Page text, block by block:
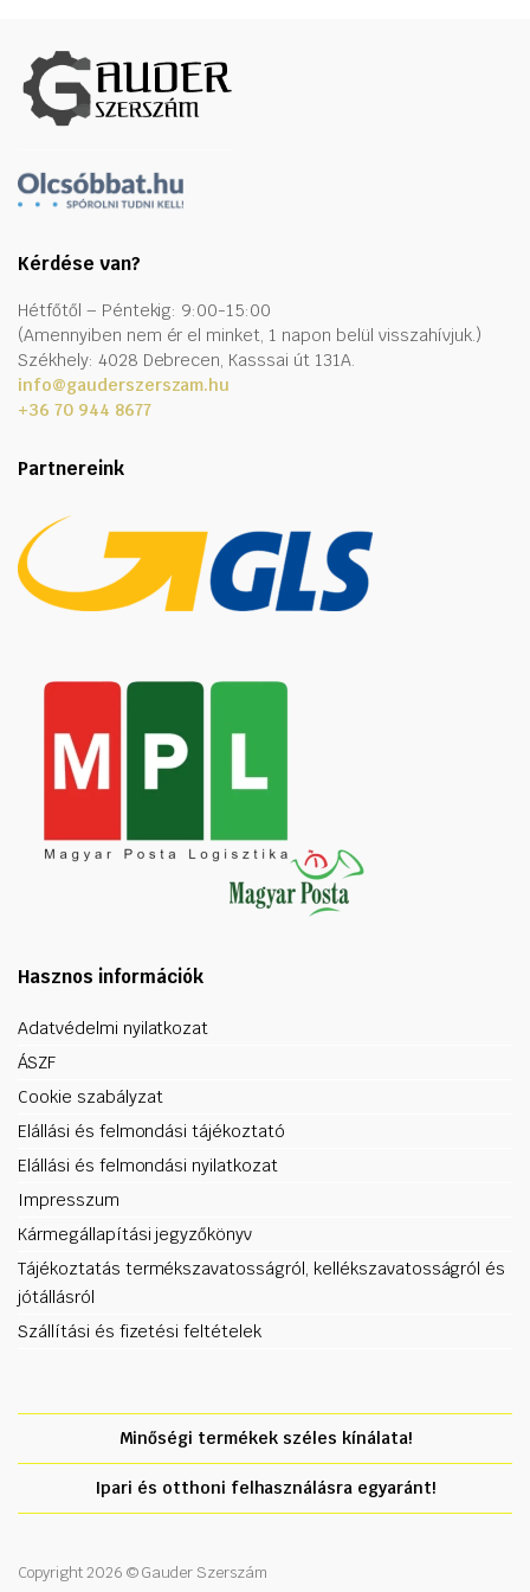
Kérdése van?
Hétfőtől – Péntekig: 9:00-15:00
(Amennyiben nem ér el minket, 1 napon belül visszahívjuk.)
Székhely: 4028 Debrecen, Kasssai út 131A.
info@gauderszerszam.hu
+36 70 944 8677
Partnereink
Hasznos információk
Adatvédelmi nyilatkozat
ÁSZF
Cookie szabályzat
Elállási és felmondási tájékoztató
Elállási és felmondási nyilatkozat
Impresszum
Kármegállapítási jegyzőkönyv
Tájékoztatás termékszavatosságról, kellékszavatosságról és
jótállásról
Szállítási és fizetési feltételek
Minőségi termékek széles kínálata!
Ipari és otthoni felhasználásra egyaránt!
Copyright 2026 © Gauder Szerszám